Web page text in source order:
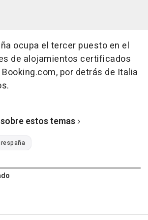
ocupa el tercer puesto en el
de alojamientos certificados
por detrás de Italia
estos temas